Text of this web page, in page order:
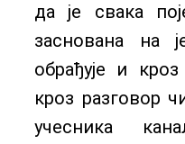
да је свака
заснована на
обрађује и
кроз разговор
учесника